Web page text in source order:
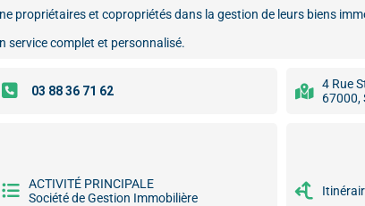
propriétaires et copropriétés dans la gestion de leurs biens
service complet et personnalisé.
4 Rue
67000,
ACTIVITÉ PRINCIPALE
Société de Gestion Immobilière